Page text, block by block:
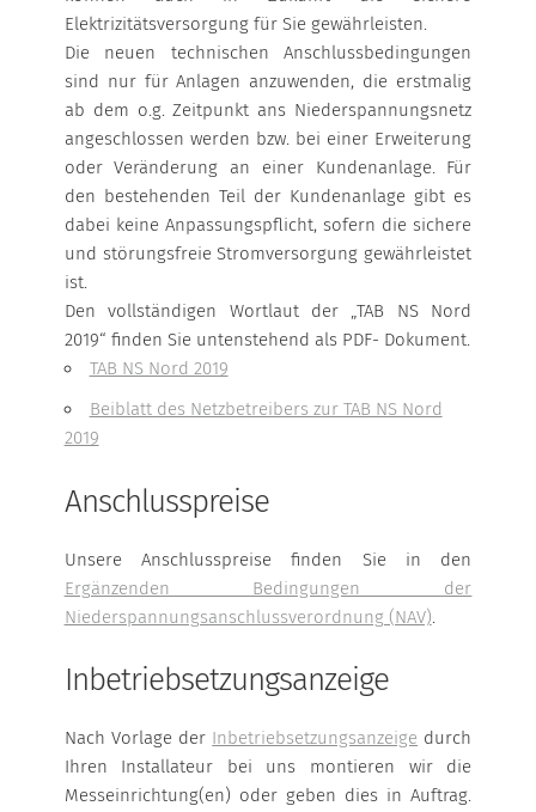
Elektrizitätsversorgung für Sie gewährleisten.
Die neuen technischen Anschlussbedingungen
sind nur für Anlagen anzuwenden, die erstmalig
ab dem o.g. Zeitpunkt ans Niederspannungsnetz
angeschlossen werden bzw. bei einer Erweiterung
oder Veränderung an einer Kundenanlage. Für
den bestehenden Teil der Kundenanlage gibt es
dabei keine Anpassungspflicht, sofern die sichere
und störungsfreie Stromversorgung gewährleistet
ist.
Den vollständigen Wortlaut der „TAB NS Nord
2019“ finden Sie untenstehend als PDF- Dokument.
TAB NS Nord 2019
Beiblatt des Netzbetreibers zur TAB NS Nord
2019
Anschlusspreise
Unsere Anschlusspreise finden Sie in den
Ergänzenden Bedingungen der
Niederspannungsanschlussverordnung (NAV).
Inbetriebsetzungsanzeige
Nach Vorlage der Inbetriebsetzungsanzeige durch
Ihren Installateur bei uns montieren wir die
Messeinrichtung(en) oder geben dies in Auftrag.